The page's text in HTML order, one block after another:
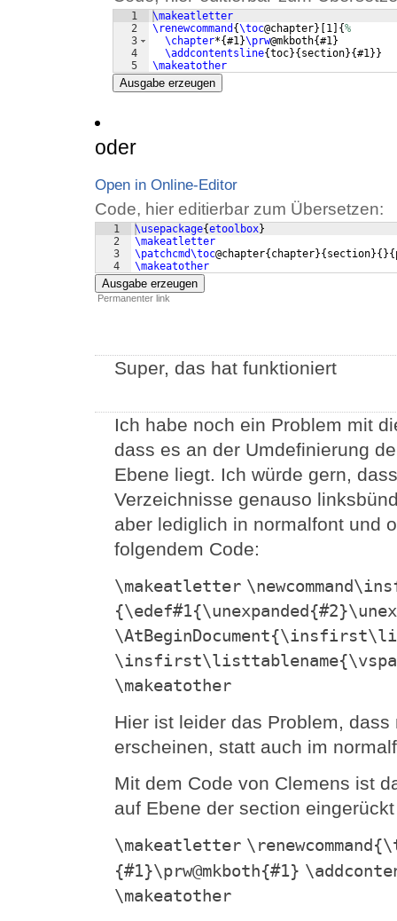
1
2
3
4
5
\makeatletter
\renewcommand {\toc@chapter} 1 {%
\chapter*{#1}\prw@mkboth{#1}
\addcontentsline{toc}{ section}{#1}}
\makeatother
Ausgabe erzeugen
oder
Open in Online-Editor
Code, hier editierbar zum Übersetzen:
1
2
3
4
\usepackage{etoolbox}
\makeatletter
\patchcmd\toc@chapter{ chapter}{ section}{ }{
\makeatother
Ausgabe erzeugen
Permanenter link
Super, das hat funktioniert
Ich habe noch ein Problem mit
dass es an der Umdefinierung
Ebene liegt. Ich würde gern,
Verzeichnisse genauso
aber lediglich in normalfont und
folgendem Code:
\makeatletter
\makeatother
Hier ist leider das Problem,
erscheinen, statt auch im
Mit dem Code von Clemens ist
auf Ebene der section
\makeatletter
{#1}\prw@mkboth{#1}
\makeatother